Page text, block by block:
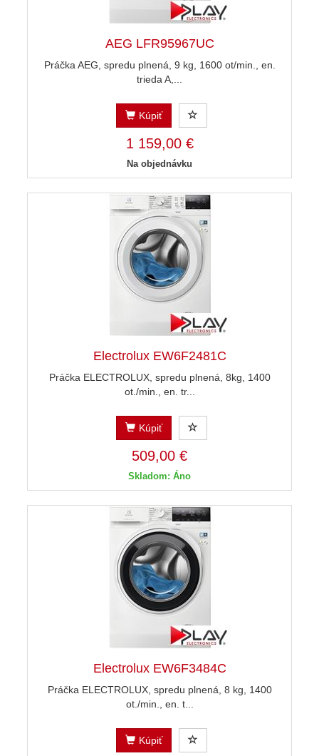
AEG LFR95967UC
Práčka AEG, spredu plnená, 9 kg, 1600 ot/min., en.
trieda A,...
Kúpiť
1 159,00 €
Na objednávku
Electrolux EW6F2481C
Práčka ELECTROLUX, spredu plnená, 8kg, 1400
ot./min., en. tr...
Kúpiť
509,00 €
Skladom: Áno
Electrolux EW6F3484C
Práčka ELECTROLUX, spredu plnená, 8 kg, 1400
ot./min., en. t...
Kúpiť